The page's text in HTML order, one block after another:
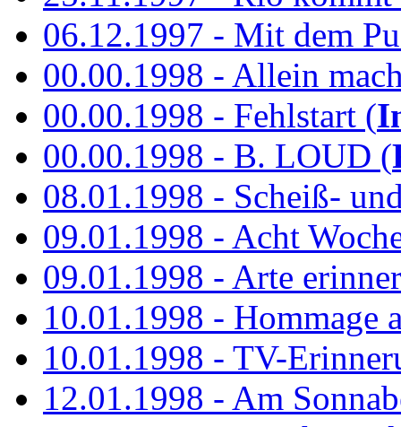
06.12.1997 - Mit dem
00.00.1998 - Allein
00.00.1998 - Fehlstart (
00.00.1998 - B. LOUD (
08.01.1998 - Scheiß-
09.01.1998 - Acht
09.01.1998 - Arte
10.01.1998 - Hommage
10.01.1998 - TV-
12.01.1998 - Am